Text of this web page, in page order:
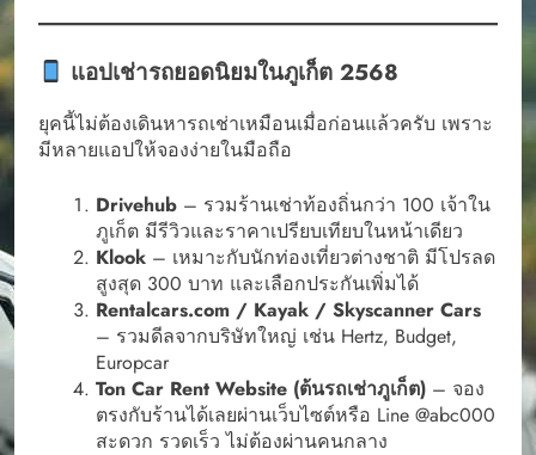
แอปเช่ารถยอดนิยมในภูเก็ต 2568
ยุคนี้ไม่ต้องเดินหารถเช่าเหมือนเมื่อก่อนแล้วครับ เพราะ
มีหลายแอปให้จองง่ายในมือถือ
Drivehub – รวมร้านเช่าท้องถิ่นกว่า 100 เจ้าใน
ภูเก็ต มีรีวิวและราคาเปรียบเทียบในหน้าเดียว
Klook – เหมาะกับนักท่องเที่ยวต่างชาติ มีโปรลด
สูงสุด 300 บาท และเลือกประกันเพิ่มได้
Rentalcars.com / Kayak / Skyscanner Cars
– รวมดีลจากบริษัทใหญ่ เช่น Hertz, Budget,
Europcar
Ton Car Rent Website (ต้นรถเช่าภูเก็ต) – จอง
ตรงกับร้านได้เลยผ่านเว็บไซต์หรือ Line @abc000
สะดวก รวดเร็ว ไม่ต้องผ่านคนกลาง